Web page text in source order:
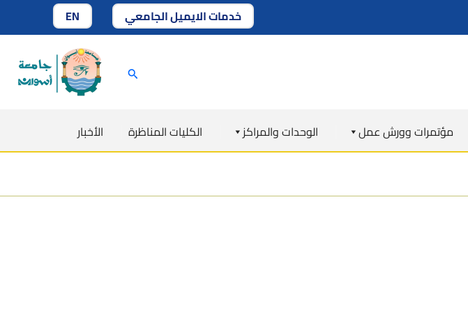
EN خدمات الايميل الجامعي
Search
الأخبار الكليات المناظرة الوحدات والمراكز مؤتمرات وورش عمل